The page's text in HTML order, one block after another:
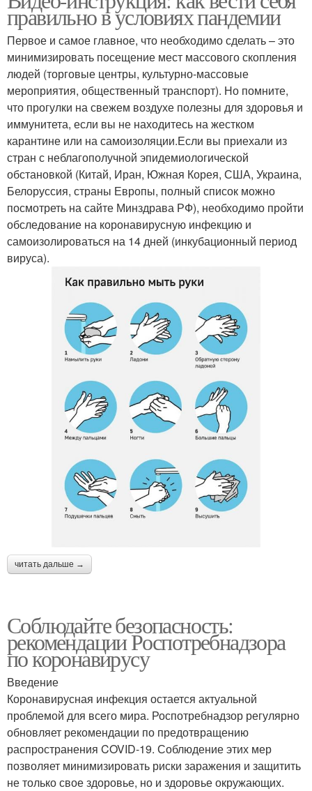
правильно в условиях пандемии
Первое и самое главное, что необходимо сделать – это
минимизировать посещение мест массового скопления
людей (торговые центры, культурно-массовые
мероприятия, общественный транспорт). Но помните,
что прогулки на свежем воздухе полезны для здоровья и
иммунитета, если вы не находитесь на жестком
карантине или на самоизоляции.Если вы приехали из
стран с неблагополучной эпидемиологической
обстановкой (Китай, Иран, Южная Корея, США, Украина,
Белоруссия, страны Европы, полный список можно
посмотреть на сайте Минздрава РФ), необходимо пройти
обследование на коронавирусную инфекцию и
самоизолироваться на 14 дней (инкубационный период
вируса).
читать дальше →
Соблюдайте безопасность:
рекомендации Роспотребнадзора
по коронавирусу
Введение
Коронавирусная инфекция остается актуальной
проблемой для всего мира. Роспотребнадзор регулярно
обновляет рекомендации по предотвращению
распространения COVID-19. Соблюдение этих мер
позволяет минимизировать риски заражения и защитить
не только свое здоровье, но и здоровье окружающих.